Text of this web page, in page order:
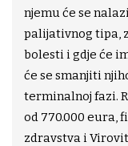
njemu će se
palijativnog tipa,
bolesti i gdje će
će se smanjiti
terminalnoj fazi.
od 770.000 eura,
zdravstva i